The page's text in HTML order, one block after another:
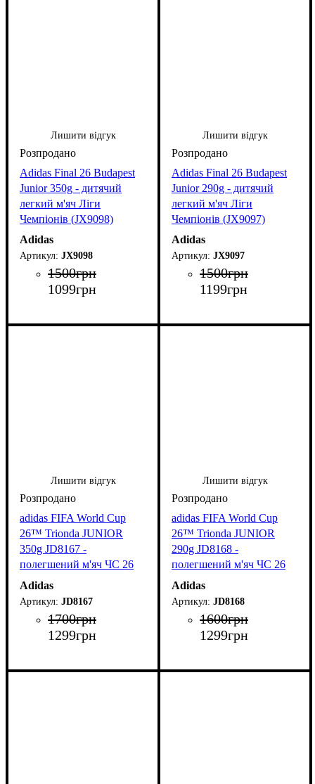
Лишити відгук
Adidas Final 26 Budapest
Junior 350g - дитячий
легкий м'яч Ліги
Чемпіонів (JX9098)
Adidas
JX9098
1500грн
1099грн
Лишити відгук
Adidas Final 26 Budapest
Junior 290g - дитячий
легкий м'яч Ліги
Чемпіонів (JX9097)
Adidas
JX9097
1500грн
1199грн
Лишити відгук
adidas FIFA World Cup
26™ Trionda JUNIOR
350g JD8167 -
полегшений м'яч ЧС 26
для дітей
Adidas
JD8167
1700грн
1299грн
Лишити відгук
adidas FIFA World Cup
26™ Trionda JUNIOR
290g JD8168 -
полегшений м'яч ЧС 26
для дітей
Adidas
JD8168
1600грн
1299грн